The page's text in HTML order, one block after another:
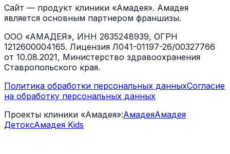
Сайт — продукт клиники «Амадея». Амадея
является основным партнером франшизы.
ООО «АМАДЕЯ», ИНН 2635248939, ОГРН
1212600004165. Лицензия Л041-01197-26/00327766
от 10.08.2021, Министерство здравоохранения
Ставропольского края.
Политика обработки персональных данныхСогласие
на обработку персональных данных
Проекты клиники «Амадея»:АмадеяАмадея
ДетоксАмадея Kids